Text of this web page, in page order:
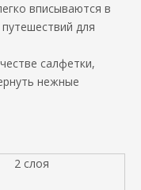
вписываются в
для
салфетки,
нежные
2 слоя